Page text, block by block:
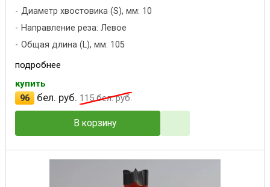
Диаметр хвостовика (S), мм: 10
Направление реза: Левое
Общая длина (L), мм: 105
подробнее
купить
96
бел. руб. 115бел. руб.
В корзину